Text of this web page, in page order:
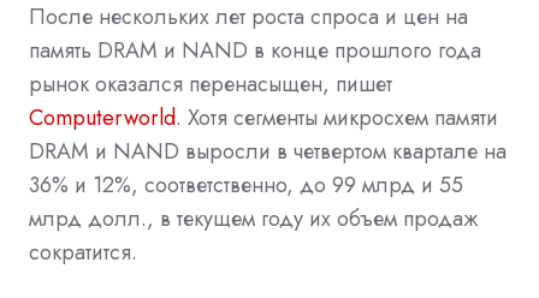
После нескольких лет роста спроса и цен на
память DRAM и NAND в конце прошлого года
рынок оказался перенасыщен, пишет
Computerworld. Хотя сегменты микросхем памяти
DRAM и NAND выросли в четвертом квартале на
36% и 12%, соответственно, до 99 млрд и 55
млрд долл., в текущем году их объем продаж
сократится.